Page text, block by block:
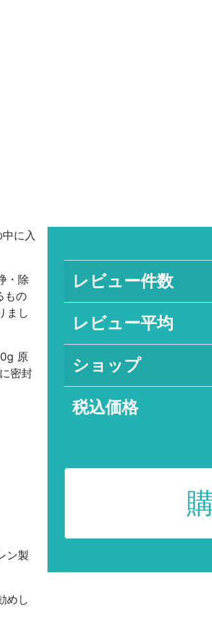
に入
・除
もの
まし
原
密封
ン製
めし
レビュー件数
レビュー平均
ショップ
税込価格